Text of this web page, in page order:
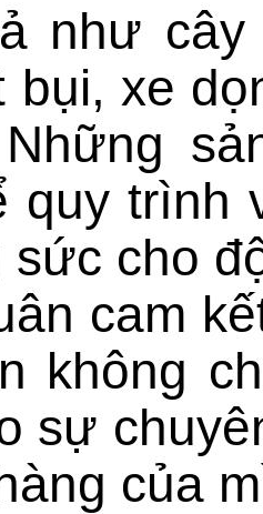
như
bụi, xe
quy trình
sức cho
cam
không
sự
của